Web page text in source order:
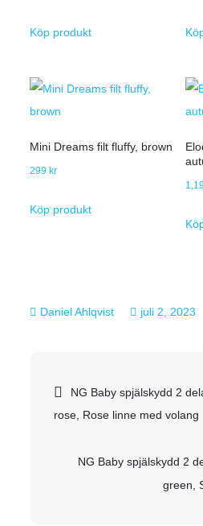
Köp produkt
Mini Dreams filt fluffy, brown
299kr
Köp produkt
juli 2, 2023
NG Baby spjälskydd 2
rose, Rose linne med volang
NG Baby spjälskydd 2
green,